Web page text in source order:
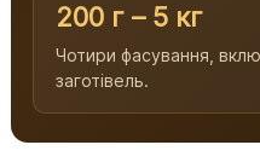
200 г – 5 кг
Чотири фасування,
заготівель.